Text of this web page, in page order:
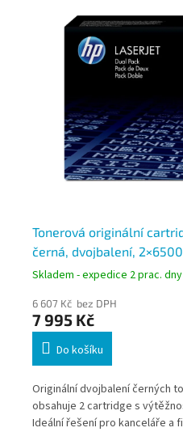
Tonerová originální
černá, dvojbalení,
Skladem - expedice 2 prac. dny
6 607 Kč bez DPH
7 995 Kč
Do košíku
Originální dvojbalení černých
obsahuje 2 cartridge s
Ideální řešení pro kanceláře a